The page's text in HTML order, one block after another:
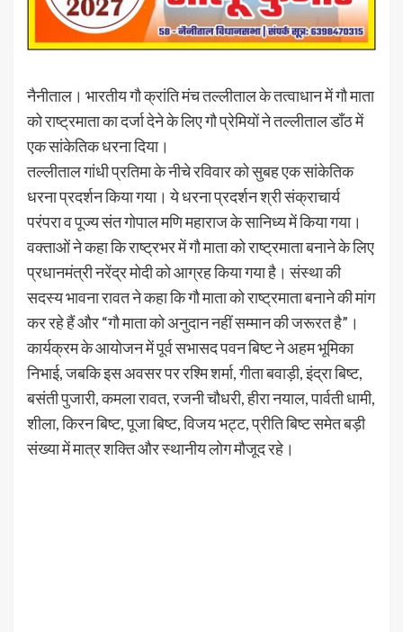
नैनीताल। भारतीय गौ क्रांति मंच तल्लीताल के तत्वाधान में गौ माता
को राष्ट्रमाता का दर्जा देने के लिए गौ प्रेमियों ने तल्लीताल डाँठ में
एक सांकेतिक धरना दिया।
तल्लीताल गांधी प्रतिमा के नीचे रविवार को सुबह एक सांकेतिक
धरना प्रदर्शन किया गया। ये धरना प्रदर्शन श्री संक्राचार्य
परंपरा व पूज्य संत गोपाल मणि महाराज के सानिध्य में किया गया।
वक्ताओं ने कहा कि राष्ट्रभर में गौ माता को राष्ट्रमाता बनाने के लिए
प्रधानमंत्री नरेंद्र मोदी को आग्रह किया गया है। संस्था की
सदस्य भावना रावत ने कहा कि गौ माता को राष्ट्रमाता बनाने की मांग
कर रहे हैं और “गौ माता को अनुदान नहीं सम्मान की जरूरत है”।
कार्यक्रम के आयोजन में पूर्व सभासद पवन बिष्ट ने अहम भूमिका
निभाई, जबकि इस अवसर पर रश्मि शर्मा, गीता बवाड़ी, इंद्रा बिष्ट,
बसंती पुजारी, कमला रावत, रजनी चौधरी, हीरा नयाल, पार्वती धामी,
शीला, किरन बिष्ट, पूजा बिष्ट, विजय भट्ट, प्रीति बिष्ट समेत बड़ी
संख्या में मात्र शक्ति और स्थानीय लोग मौजूद रहे।